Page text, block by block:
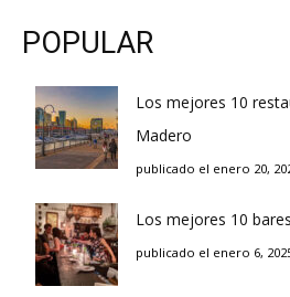
POPULAR
Los mejores 10
Madero
publicado el enero 20,
Los mejores 10
publicado el enero 6,